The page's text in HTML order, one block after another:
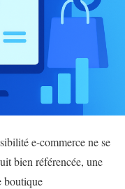
e-commerce ne se
bien référencée, une
boutique